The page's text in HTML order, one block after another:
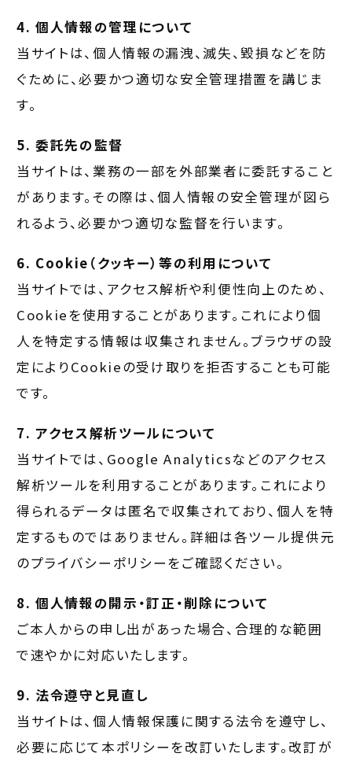
4. 個人情報の管理について
当サイトは、個人情報の漏洩、滅失、毀損などを防
ぐために、必要かつ適切な安全管理措置を講じま
す。
5. 委託先の監督
当サイトは、業務の一部を外部業者に委託すること
があります。その際は、個人情報の安全管理が図ら
れるよう、必要かつ適切な監督を行います。
6. Cookie（クッキー）等の利用について
当サイトでは、アクセス解析や利便性向上のため、
Cookieを使用することがあります。これにより個
人を特定する情報は収集されません。ブラウザの設
定によりCookieの受け取りを拒否することも可能
です。
7. アクセス解析ツールについて
当サイトでは、Google Analyticsなどのアクセス
解析ツールを利用することがあります。これにより
得られるデータは匿名で収集されており、個人を特
定するものではありません。詳細は各ツール提供元
のプライバシーポリシーをご確認ください。
8. 個人情報の開示・訂正・削除について
ご本人からの申し出があった場合、合理的な範囲
で速やかに対応いたします。
9. 法令遵守と見直し
当サイトは、個人情報保護に関する法令を遵守し、
必要に応じて本ポリシーを改訂いたします。改訂が